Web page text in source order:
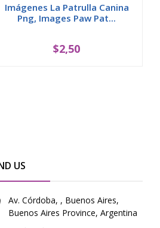
Imágenes La Patrulla Canina
Png, Images Paw Pat...
$2,50
US
Av. Córdoba, , Buenos Aires,
Buenos Aires Province, Argentina